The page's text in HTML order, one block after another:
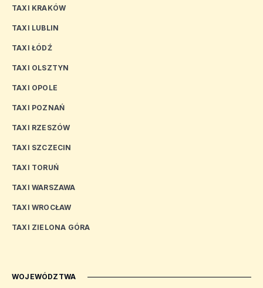
TAXI KRAKÓW
TAXI LUBLIN
TAXI ŁÓDŹ
TAXI OLSZTYN
TAXI OPOLE
TAXI POZNAŃ
TAXI RZESZÓW
TAXI SZCZECIN
TAXI TORUŃ
TAXI WARSZAWA
TAXI WROCŁAW
TAXI ZIELONA GÓRA
WOJEWÓDZTWA